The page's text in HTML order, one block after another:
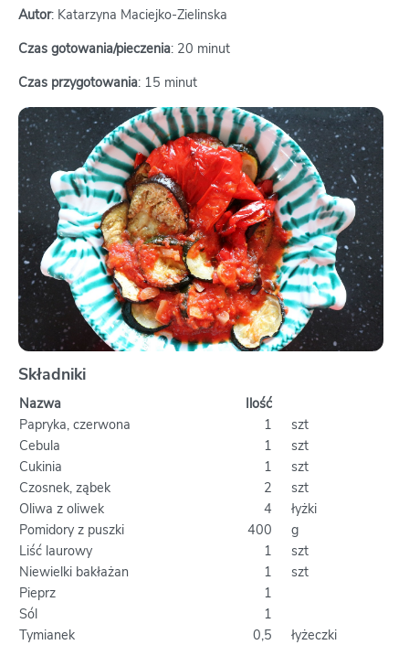
Autor: Katarzyna Maciejko-Zielinska
Czas gotowania/pieczenia: 20 minut
Czas przygotowania: 15 minut
Składniki
Nazwa
Ilość
Papryka, czerwona
1
szt
Cebula
1
szt
Cukinia
1
szt
Czosnek, ząbek
2
szt
Oliwa z oliwek
4
łyżki
Pomidory z puszki
400
g
Liść laurowy
1
szt
Niewielki bakłażan
1
szt
Pieprz
1
Sól
1
Tymianek
0,5 łyżeczki